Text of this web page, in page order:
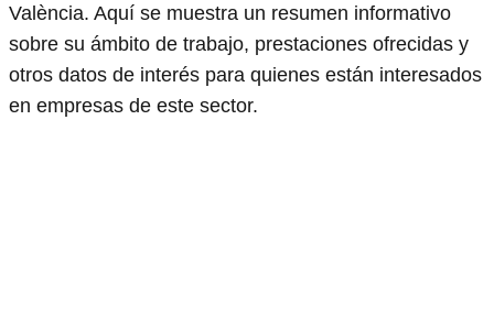
València. Aquí se muestra un resumen informativo
sobre su ámbito de trabajo, prestaciones ofrecidas y
otros datos de interés para quienes están interesados
en empresas de este sector.